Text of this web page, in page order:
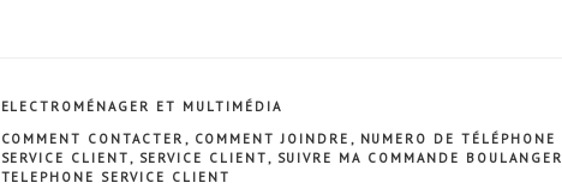
CATÉGORIES
ELECTROMÉNAGER ET MULTIMÉDIA
ÉTIQUETTES
COMMENT CONTACTER , COMMENT JOINDRE , NUMERO DE TÉLÉPHONE
SERVICE CLIENT, SERVICE CLIENT, SUIVRE MA COMMANDE BOULANGER
TELEPHONE SERVICE CLIENT